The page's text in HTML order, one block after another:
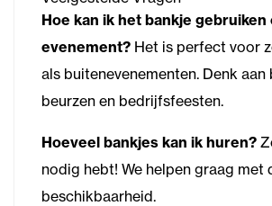
Hoe kan ik het bankje gebruiken
evenement? Het is perfect voor
als buitenevenementen. Denk
beurzen en bedrijfsfeesten.
Hoeveel bankjes kan ik huren?
nodig hebt! We helpen graag met
beschikbaarheid.